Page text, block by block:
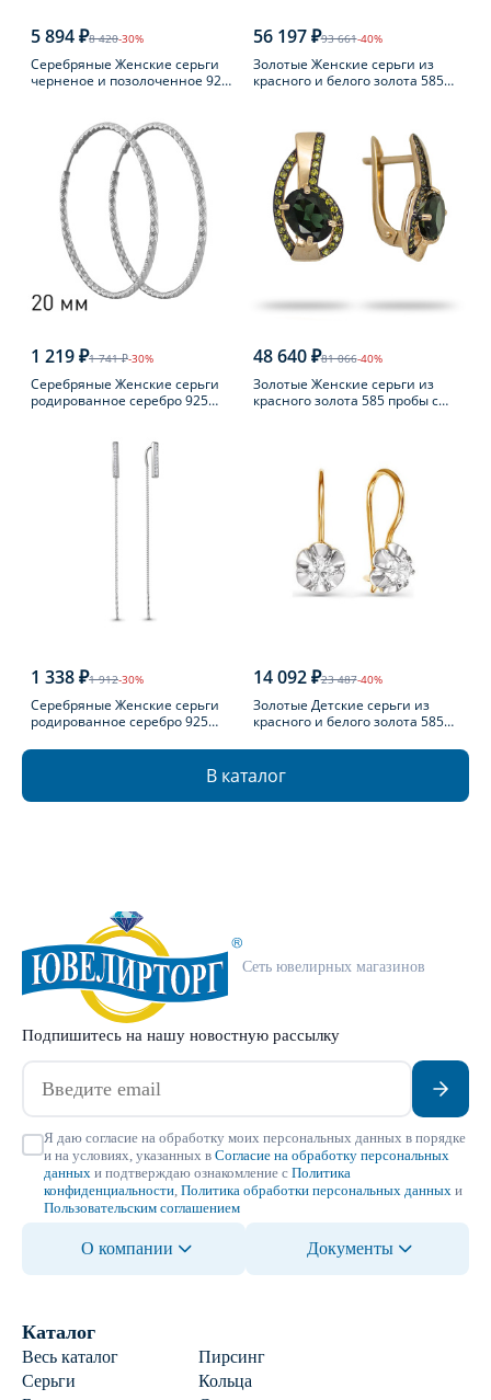
5 894 ₽8 420-30%
Серебряные Женские серьги
черненое и позолоченное 925
56 197 ₽93 661-40%
Золотые Женские серьги из
красного и белого золота 585
1 219 ₽1 741 ₽-30%
Серебряные Женские серьги
родированное серебро 925
48 640 ₽81 066-40%
Золотые Женские серьги из
красного золота 585 пробы с
1 338 ₽1 912-30%
Серебряные Женские серьги
родированное серебро 925
14 092 ₽23 487-40%
Золотые Детские серьги из
красного и белого золота 585
В каталог
Сеть ювелирных магазинов
Подпишитесь на нашу новостную рассылку
Я даю согласие на обработку моих персональных данных в порядке
и на условиях, указанных в Согласие на обработку персональных
данных и подтверждаю ознакомление с Политика
конфиденциальности Политика обработки персональных данных и
Пользовательским соглашением
О компании Документы
Каталог
Весь каталог
Пирсинг
Серьги
Кольца